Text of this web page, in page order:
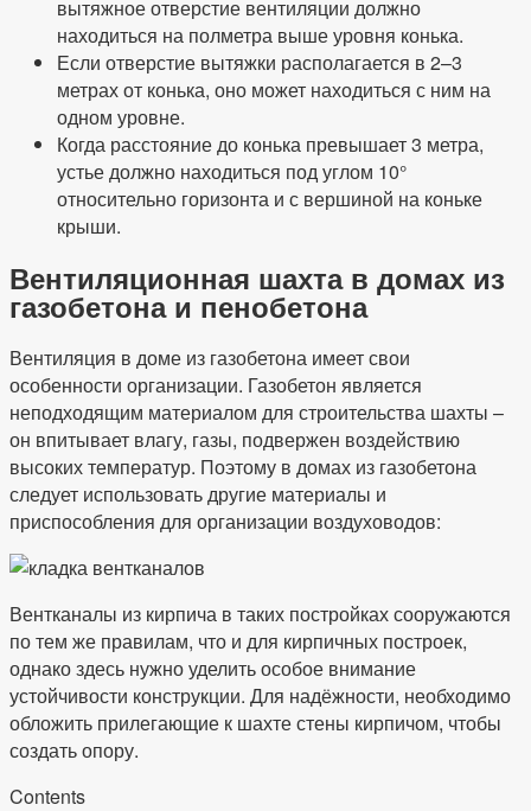
вытяжное отверстие вентиляции должно
находиться на полметра выше уровня конька.
Если отверстие вытяжки располагается в 2–3
метрах от конька, оно может находиться с ним на
одном уровне.
Когда расстояние до конька превышает 3 метра,
устье должно находиться под углом 10°
относительно горизонта и с вершиной на коньке
крыши.
Вентиляционная шахта в домах из
газобетона и пенобетона
Вентиляция в доме из газобетона имеет свои
особенности организации. Газобетон является
неподходящим материалом для строительства шахты –
он впитывает влагу, газы, подвержен воздействию
высоких температур. Поэтому в домах из газобетона
следует использовать другие материалы и
приспособления для организации воздуховодов:
Вентканалы из кирпича в таких постройках сооружаются
по тем же правилам, что и для кирпичных построек,
однако здесь нужно уделить особое внимание
устойчивости конструкции. Для надёжности, необходимо
обложить прилегающие к шахте стены кирпичом, чтобы
создать опору.
Contents